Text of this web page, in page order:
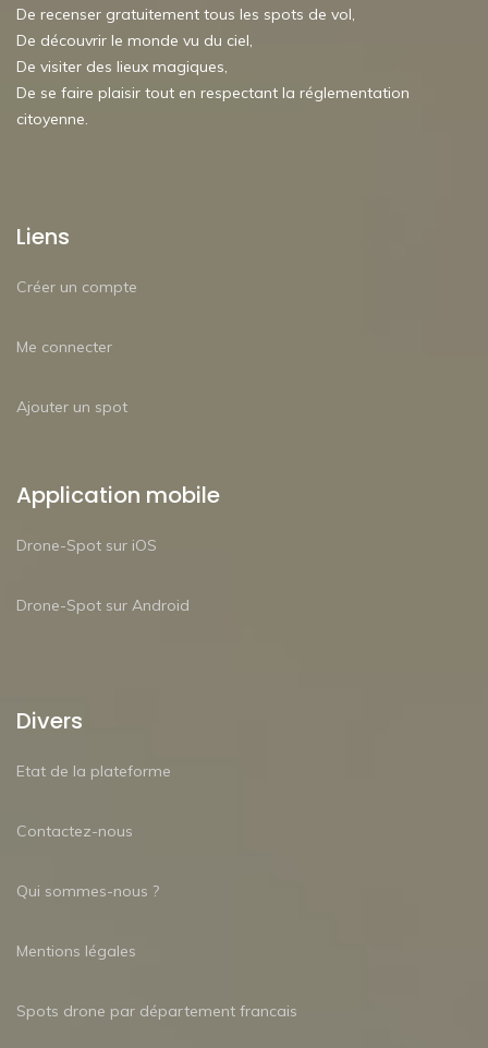
De recenser gratuitement tous les spots de vol,
De découvrir le monde vu du ciel,
De visiter des lieux magiques,
De se faire plaisir tout en respectant la réglementation
citoyenne.
Liens
Créer un compte
Me connecter
Ajouter un spot
Application mobile
Drone-Spot sur iOS
Drone-Spot sur Android
Divers
Etat de la plateforme
Contactez-nous
Qui sommes-nous ?
Mentions légales
Spots drone par département francais